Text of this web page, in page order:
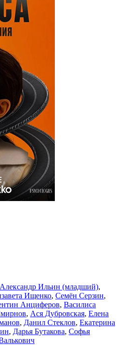
Александр Ильин (младший),
Ищенко, Семён Серзин,
Анциферов, Василиса
, Ася Дубровская, Елена
, Данил Стеклов, Екатерина
, Дарья Бутакова, Софья